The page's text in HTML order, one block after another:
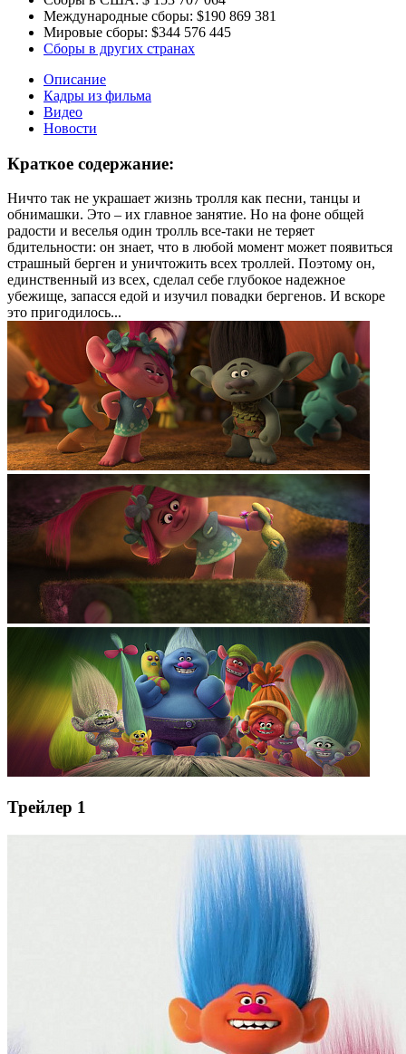
Международные сборы: $190 869 381
Мировые сборы: $344 576 445
Сборы в других странах
Описание
Кадры из фильма
Видео
Новости
Краткое содержание:
Ничто так не украшает жизнь тролля как песни, танцы и
обнимашки. Это – их главное занятие. Но на фоне общей
радости и веселья один тролль все-таки не теряет
бдительности: он знает, что в любой момент может появиться
страшный берген и уничтожить всех троллей. Поэтому он,
единственный из всех, сделал себе глубокое надежное
убежище, запасся едой и изучил повадки бергенов. И вскоре
это пригодилось...
Трейлер 1